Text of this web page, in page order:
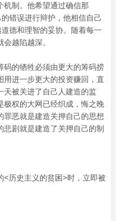
机制。他希望通过确信那
错误进行辩护，他相信自己
德和理智的妥协。随着每一
越陷越深。
码的牺牲必须由更大的筹码捞
用进一步更大的投资赚回，直
天被关进了自己人建造的监
极权的大网已经织成，悔之晚
罪恶就是建造关押自己的思想
剧就是建造了关押自己的制
<历史主义的贫困>时，立即被